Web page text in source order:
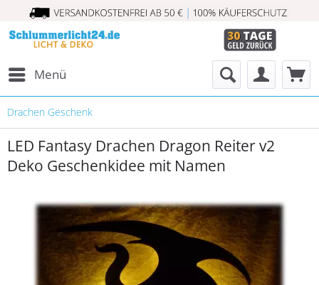
Menü
Drachen Geschenk
LED Fantasy Drachen Dragon Reiter v2
Deko Geschenkidee mit Namen